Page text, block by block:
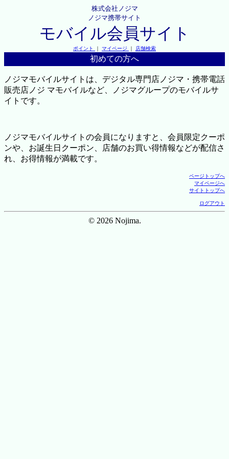
株式会社ノジマ
ノジマ携帯サイト
モバイル会員サイト
ポイント ｜ マイページ ｜ 店舗検索
初めての方へ
ノジマモバイルサイトは、デジタル専門店ノジマ・携帯電話
販売店ノジ マモバイルなど、ノジマグループのモバイルサ
イトです。
ノジマモバイルサイトの会員になりますと、会員限定クーポ
ンや、お誕生日クーポン、店舗のお買い得情報などが配信さ
れ、お得情報が満載です。
ページトップへ
マイページへ
サイトトップへ
ログアウト
© 2026 Nojima.